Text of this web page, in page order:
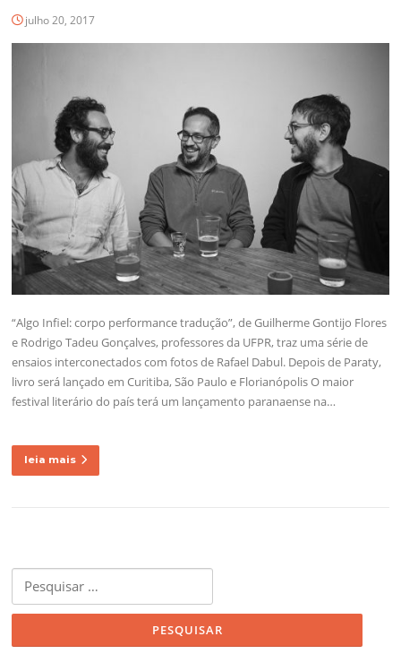
julho 20, 2017
“Algo Infiel: corpo performance tradução”, de Guilherme Gontijo Flores
e Rodrigo Tadeu Gonçalves, professores da UFPR, traz uma série de
ensaios interconectados com fotos de Rafael Dabul. Depois de Paraty,
livro será lançado em Curitiba, São Paulo e Florianópolis O maior
festival literário do país terá um lançamento paranaense na…
leia mais
por: